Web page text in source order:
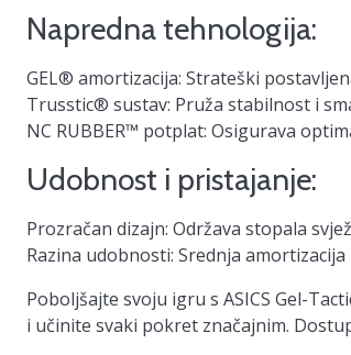
Napredna tehnologija:
GEL® amortizacija: Strateški
Trusstic® sustav: Pruža stabilnost i
NC RUBBER™ potplat: Osigurava
Udobnost i pristajanje:
Prozračan dizajn: Održava stopala
Razina udobnosti: Srednja
Poboljšajte svoju igru s ASICS Gel-
i učinite svaki pokret značajnim.